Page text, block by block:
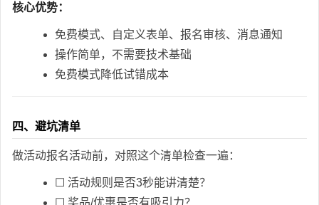
核心优势：
免费模式、自定义表单、报名审核、消息通知
操作简单，不需要技术基础
免费模式降低试错成本
四、避坑清单
做活动报名活动前，对照这个清单检查一遍：
☐ 活动规则是否3秒能讲清楚？
☐ 奖品/优惠是否有吸引力？